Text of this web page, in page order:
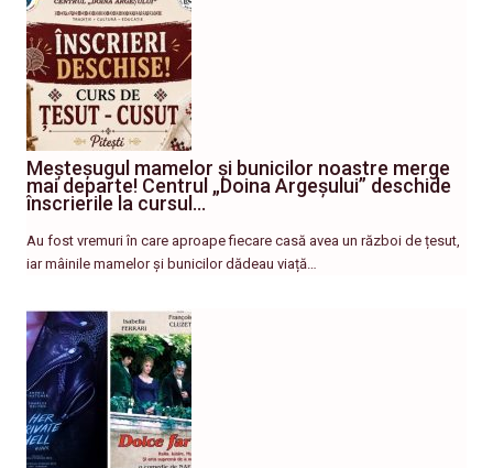
Meșteșugul mamelor și bunicilor noastre merge
mai departe! Centrul „Doina Argeșului” deschide
înscrierile la cursul…
Au fost vremuri în care aproape fiecare casă avea un război de țesut,
iar mâinile mamelor și bunicilor dădeau viață…